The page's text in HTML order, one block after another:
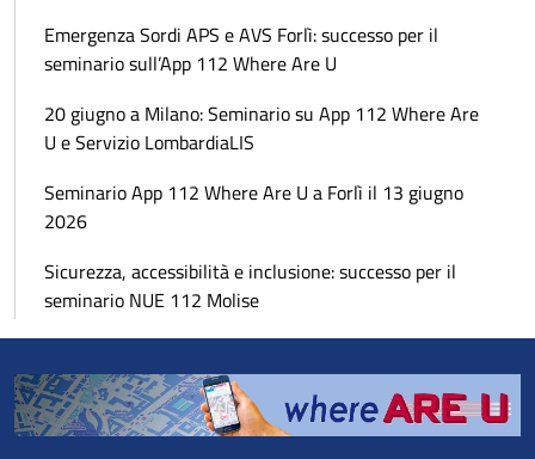
Emergenza Sordi APS e AVS Forlì: successo per il
seminario sull’App 112 Where Are U
20 giugno a Milano: Seminario su App 112 Where Are
U e Servizio LombardiaLIS
Seminario App 112 Where Are U a Forlì il 13 giugno
2026
Sicurezza, accessibilità e inclusione: successo per il
seminario NUE 112 Molise